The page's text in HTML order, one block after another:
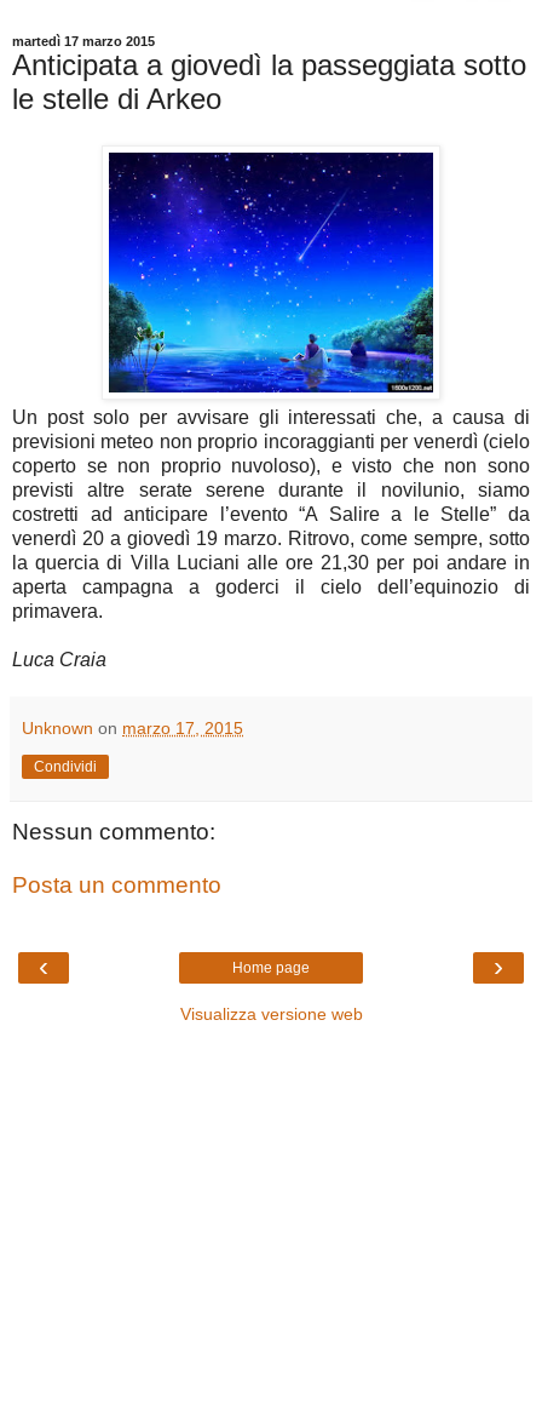
martedì 17 marzo 2015
Anticipata a giovedì la passeggiata sotto
le stelle di Arkeo
Un post solo per avvisare gli interessati che, a causa di
previsioni meteo non proprio incoraggianti per venerdì (cielo
coperto se non proprio nuvoloso), e visto che non sono
previsti altre serate serene durante il novilunio, siamo
costretti ad anticipare l’evento “A Salire a le Stelle” da
venerdì 20 a giovedì 19 marzo. Ritrovo, come sempre, sotto
la quercia di Villa Luciani alle ore 21,30 per poi andare in
aperta campagna a goderci il cielo dell’equinozio di
primavera.
Luca Craia
Unknown on marzo 17, 2015
Condividi
Nessun commento:
Posta un commento
‹ ›
Home page
Visualizza versione web